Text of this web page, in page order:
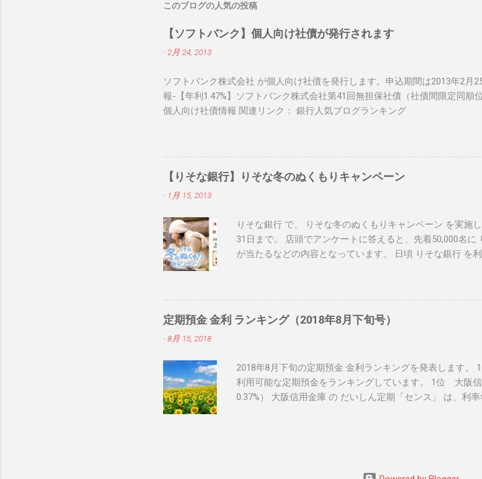
このブログの人気の投稿
【ソフトバンク】個人向け社債が発行されます
-2月 24, 2013
ソフトバンク株式会社 が個人向け社債を発行します。申込期間は2013年2月
報-【年利1.47%】ソフトバンク株式会社第41回無担保社債（社債間限定同順
個人向け社債情報 関連リンク： 銀行人気ブログランキング
【りそな銀行】りそな冬のぬくもりキャンペーン
- 1月 15, 2013
りそな銀行 で、 りそな冬のぬくもりキャンペーン を実施
31日まで。 店頭でアンケートに答えると、先着50,000名に
が当たるなどの内容となっています。 日頃 りそな銀行 を
定期預金 金利 ランキング（2018年8月下旬号）
-8月 15, 2018
2018年8月下旬の定期預金 金利ランキングを発表します。
利用可能な定期預金をランキングしています。 1位 大阪
0.37%） 大阪信用金庫 の だいしん定期「センス」 は、利率
いしん定期「センス」（PDF） 利率年0.37%（税引き後
セルフうどん支店 超金利トッピング定期預金 利率年